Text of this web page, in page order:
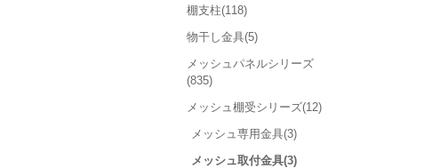
棚支柱(118)
物干し金具(5)
メッシュパネルシリーズ
(835)
メッシュ棚受シリーズ(12)
メッシュ専用金具(3)
メッシュ取付金具(3)